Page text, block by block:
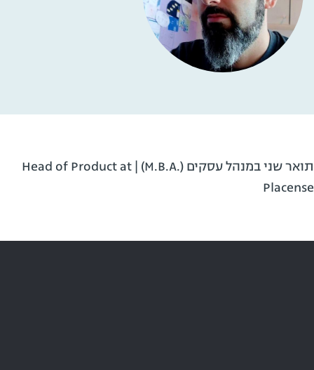
תואר שני במנהל עסקים (.M.B.A) | Head of Product at
Placense